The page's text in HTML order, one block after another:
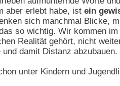
aber erlebt habe, ist ein
sich manchmal Blicke,
so wichtig. Wir kommen
Realität gehört, nicht
damit Distanz abzubauen.
unter Kindern und